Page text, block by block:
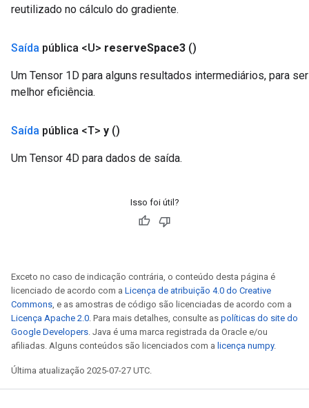
reutilizado no cálculo do gradiente.
Saída pública <U> reserveSpace3 ()
Um Tensor 1D para alguns resultados intermediários, para
melhor eficiência.
Saída pública <T> y ()
Um Tensor 4D para dados de saída.
Isso foi útil?
Exceto no caso de indicação contrária, o conteúdo desta página é
licenciado de acordo com a Licença de atribuição 4.0 do Creative
Commons, e as amostras de código são licenciadas de acordo com a
Licença Apache 2.0. Para mais detalhes, consulte as políticas do site do
Google Developers. Java é uma marca registrada da Oracle e/ou
afiliadas. Alguns conteúdos são licenciados com a licença numpy.
Última atualização 2025-07-27 UTC.